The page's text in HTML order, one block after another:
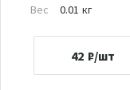
Вес
0.01 кг
42 ₽/шт